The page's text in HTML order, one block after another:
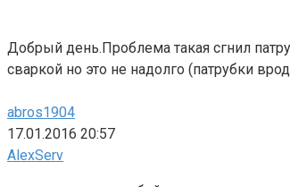
Добрый день.Проблема такая сгнил
сваркой но это не надолго (патрубки
abros1904
17.01.2016 20:57
AlexServ